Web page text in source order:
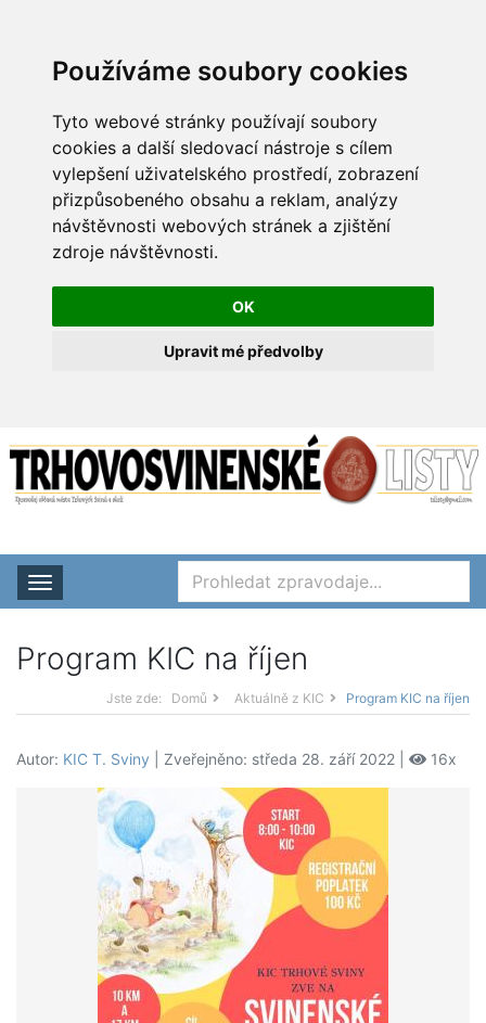
Používáme soubory cookies
Tyto webové stránky používají soubory
cookies a další sledovací nástroje s cílem
vylepšení uživatelského prostředí, zobrazení
přizpůsobeného obsahu a reklam, analýzy
návštěvnosti webových stránek a zjištění
zdroje návštěvnosti.
OK
Upravit mé předvolby
Rozbalit nabídku
Program KIC na říjen
Jste zde: Domů Aktuálně z KIC Program KIC na říjen
Autor: KIC T. Sviny | Zveřejněno: středa 28. září 2022 | 16x